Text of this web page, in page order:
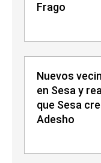
Frago
Nuevos
en Sesa y
que Sesa
Adesho